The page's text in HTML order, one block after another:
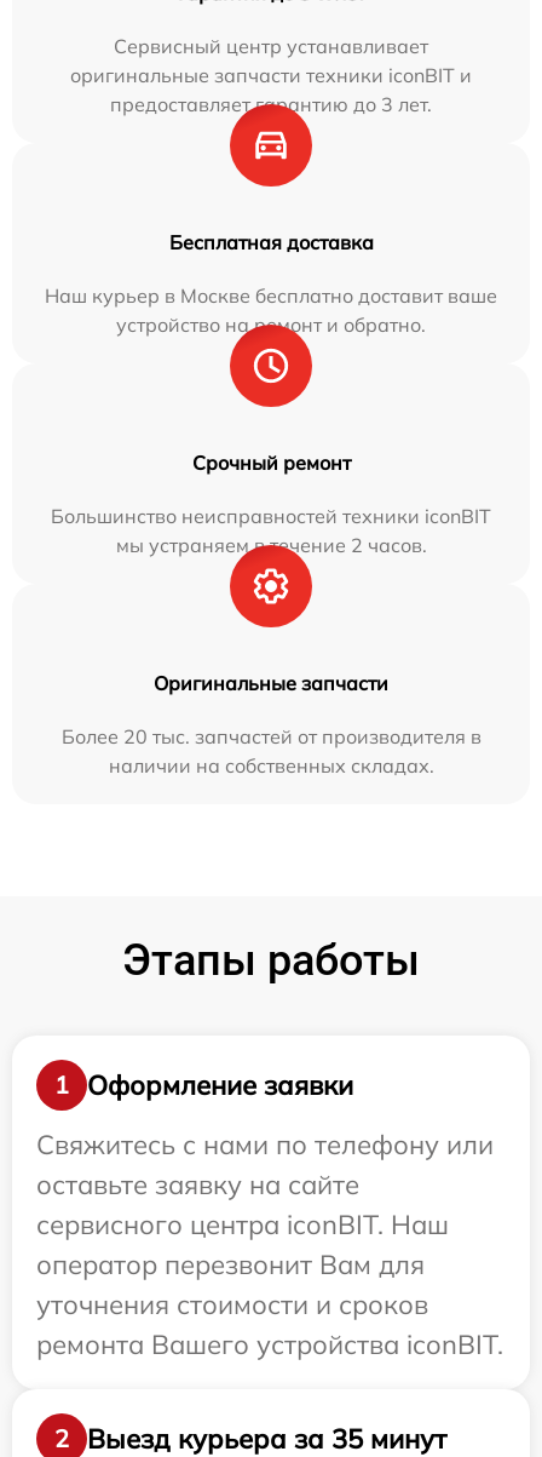
Сервисный центр устанавливает
оригинальные запчасти техники iconBIT и
предоставляет гарантию до 3 лет.
Бесплатная доставка
Наш курьер в Москве бесплатно доставит ваше
устройство на ремонт и обратно.
Срочный ремонт
Большинство неисправностей техники iconBIT
мы устраняем в течение 2 часов.
Оригинальные запчасти
Более 20 тыс. запчастей от производителя в
наличии на собственных складах.
Этапы работы
1
Оформление заявки
Свяжитесь с нами по телефону или
оставьте заявку на сайте
сервисного центра iconBIT. Наш
оператор перезвонит Вам для
уточнения стоимости и сроков
ремонта Вашего устройства iconBIT.
2
Выезд курьера за 35 минут